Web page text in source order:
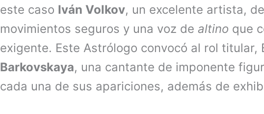
este caso Iván Volkov, un excelente artista,
movimientos seguros y una voz de altino que
exigente. Este Astrólogo convocó al rol titular,
Barkovskaya, una cantante de imponente
cada una de sus apariciones, además de